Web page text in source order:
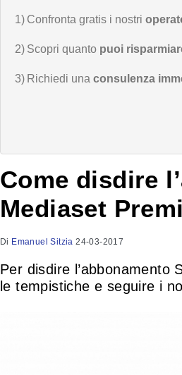
1) Confronta gratis i nostri
2) Scopri quanto puoi
3) Richiedi una consulenza
Come disdire
Mediaset
Di Emanuel Sitzia 24-03-2017
Per disdire l’abbonamento
le tempistiche e seguire i